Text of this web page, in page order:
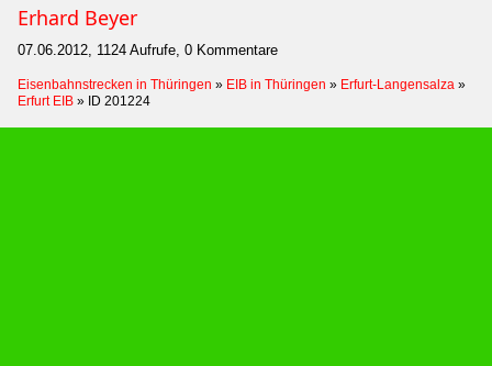
Erhard Beyer
07.06.2012, 1124 Aufrufe, 0 Kommentare
Eisenbahnstrecken in Thüringen » EIB in Thüringen » Erfurt-Langensalza »
Erfurt EIB » ID 201224